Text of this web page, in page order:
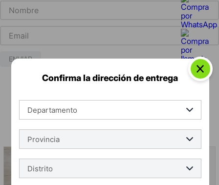
ENVIAR
Confirma la dirección de entrega